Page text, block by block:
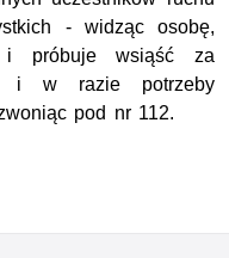
- widząc osobę,
i próbuje wsiąść za
i w razie potrzeby
pod nr 112.